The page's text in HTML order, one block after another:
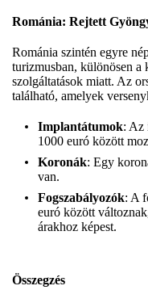
Románia: Rejtett
Románia szintén egyre
turizmusban, különösen a
szolgáltatások miatt. Az
található, amelyek
Implantátumok: Az
1000 euró között
Koronák: Egy
van.
Fogszabályozók: A
euró között
árakhoz képest.
Összegzés